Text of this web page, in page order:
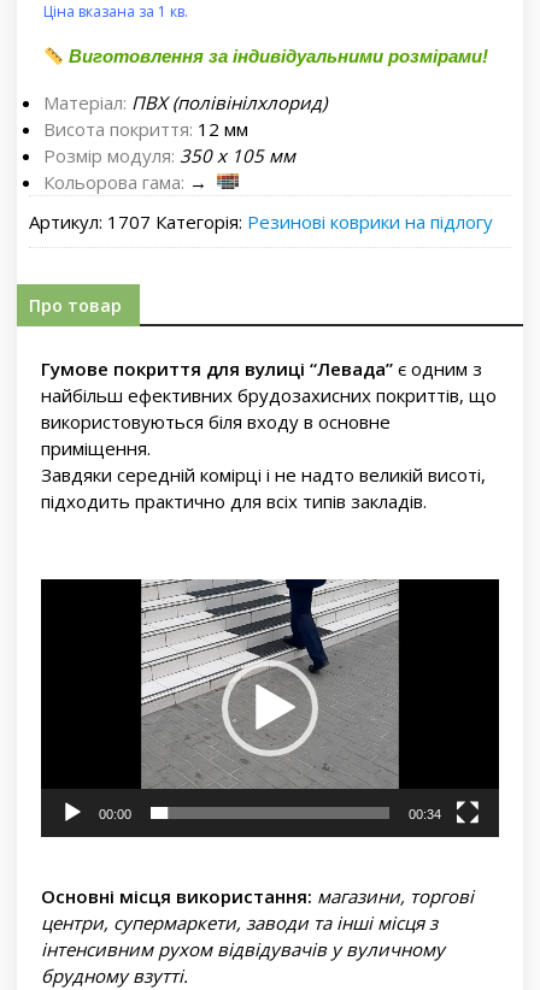
Ціна вказана за 1 кв.
Виготовлення за індивідуальними розмірами!
Матеріал: ПВХ (полівінілхлорид)
Висота покриття: 12 мм
Розмір модуля: 350 х 105 мм
Кольорова гама: →
Артикул: 1707 Категорія: Резинові коврики на підлогу
Про товар
Гумове покриття для вулиці “Левада”є одним з
найбільш ефективних брудозахисних покриттів, що
використовуються біля входу в основне
приміщення.
Завдяки середній комірці і не надто великій висоті,
підходить практично для всіх типів закладів.
Відеопрогравач
00:00 00:34
Основні місця використання: магазини, торгові
центри, супермаркети, заводи та інші місця з
інтенсивним рухом відвідувачів у вуличному
брудному взутті.